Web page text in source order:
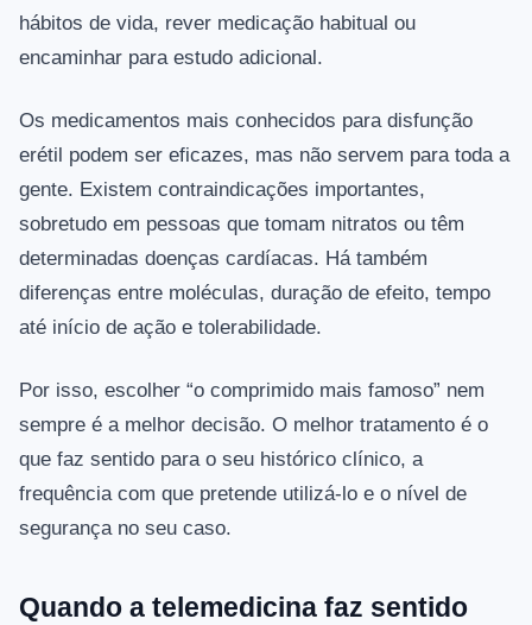
hábitos de vida, rever medicação habitual ou
encaminhar para estudo adicional.
Os medicamentos mais conhecidos para disfunção
erétil podem ser eficazes, mas não servem para toda a
gente. Existem contraindicações importantes,
sobretudo em pessoas que tomam nitratos ou têm
determinadas doenças cardíacas. Há também
diferenças entre moléculas, duração de efeito, tempo
até início de ação e tolerabilidade.
Por isso, escolher “o comprimido mais famoso” nem
sempre é a melhor decisão. O melhor tratamento é o
que faz sentido para o seu histórico clínico, a
frequência com que pretende utilizá-lo e o nível de
segurança no seu caso.
Quando a telemedicina faz sentido